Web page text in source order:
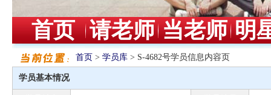
首页 请老师 当老师 明
首页 > 学员库 > S-4682号学员信息内容页
学员基本情况